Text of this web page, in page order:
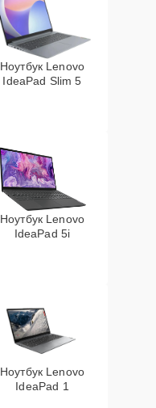
Ноутбук Lenovo
IdeaPad Slim 5
Ноутбук Lenovo
IdeaPad 5i
Ноутбук Lenovo
IdeaPad 1